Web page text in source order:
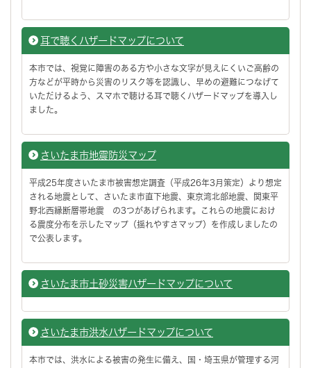
耳で聴くハザードマップについて
本市では、視覚に障害のある方や小さな文字が見えにくいご高齢の
方などが平時から災害のリスク等を認識し、早めの避難につなげて
いただけるよう、スマホで聴ける耳で聴くハザードマップを導入し
ました。
さいたま市地震防災マップ
平成25年度さいたま市被害想定調査（平成26年3月策定）より想定
される地震として、さいたま市直下地震、東京湾北部地震、関東平
野北西縁断層帯地震 の3つがあげられます。これらの地震におけ
る震度分布を示したマップ（揺れやすさマップ）を作成しましたの
で公表します。
さいたま市土砂災害ハザードマップについて
さいたま市洪水ハザードマップについて
本市では、洪水による被害の発生に備え、国・埼玉県が管理する河